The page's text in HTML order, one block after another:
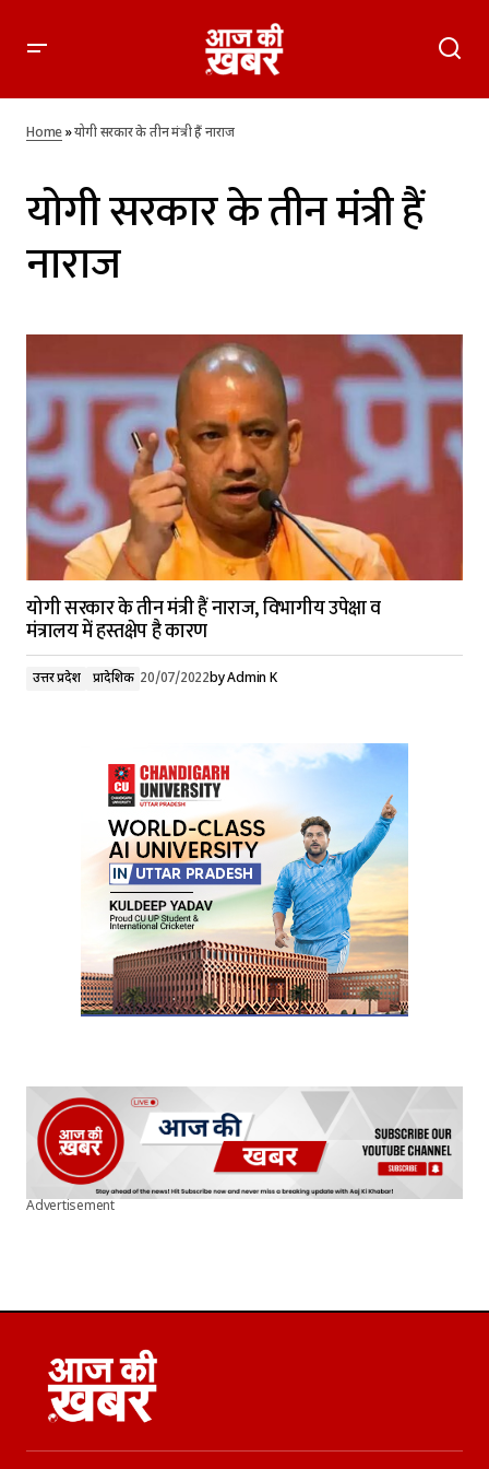
Home»योगी सरकार के तीन मंत्री हैं नाराज
योगी सरकार के तीन मंत्री हैं
नाराज
योगी सरकार के तीन मंत्री हैं नाराज, विभागीय उपेक्षा व
मंत्रालय में हस्तक्षेप है कारण
उत्तर प्रदेश प्रादेशिक 20/07/2022byAdmin K
Advertisement